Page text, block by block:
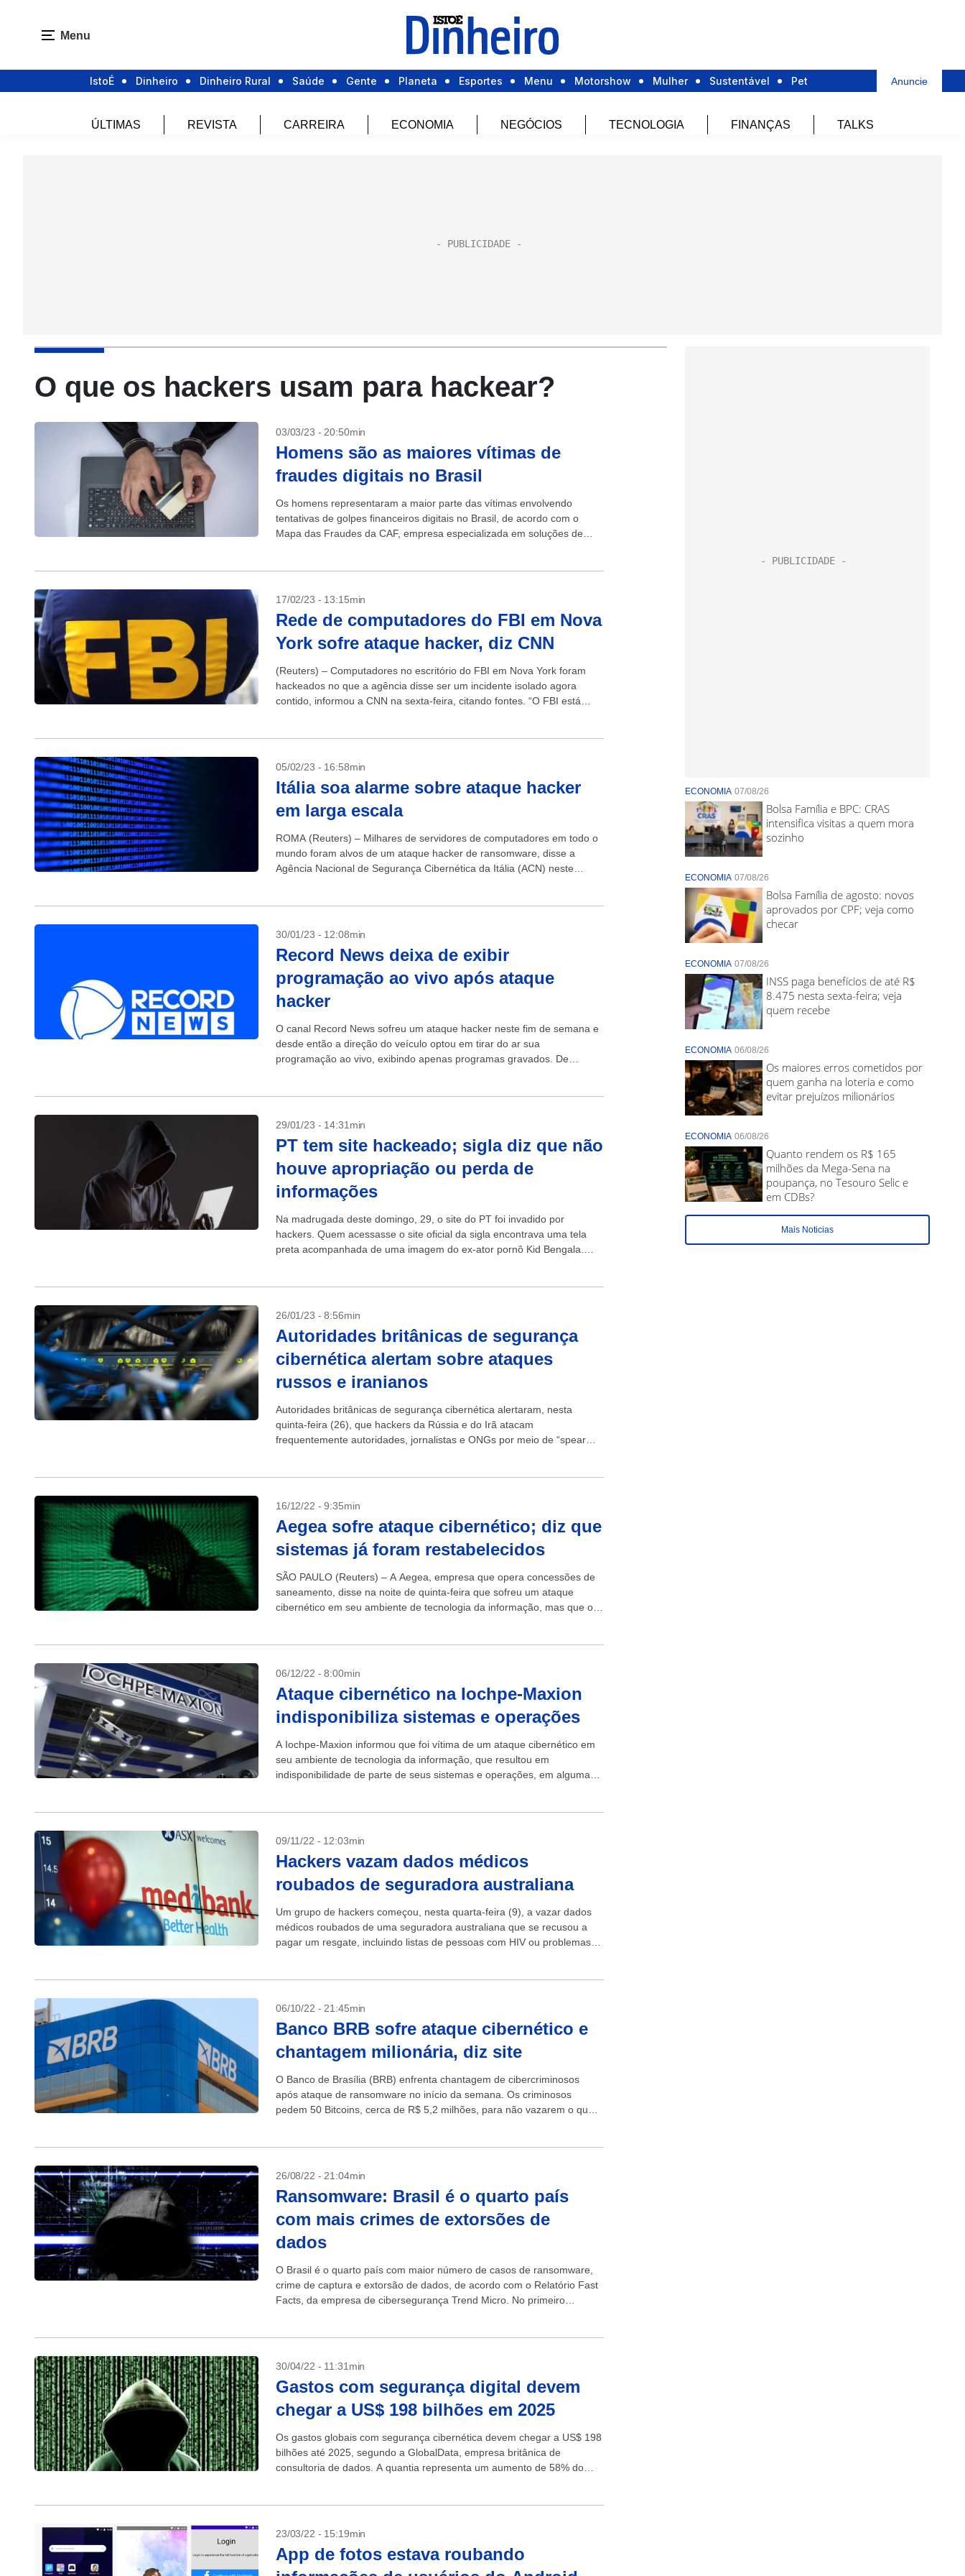
Menu
IstoÉ Dinheiro Dinheiro Rural Saúde Gente Planeta Esportes Menu Motorshow Mulher Sustentável Pet Anuncie
ÚLTIMAS REVISTA CARREIRA ECONOMIA NEGÓCIOS TECNOLOGIA FINANÇAS TALKS
O que os hackers usam para hackear?
03/03/23 - 20:50min
Homens são as maiores vítimas de
fraudes digitais no Brasil
Os homens representaram a maior parte das vítimas envolvendo
tentativas de golpes financeiros digitais no Brasil, de acordo com o
Mapa das Fraudes da CAF, empresa especializada em soluções de
17/02/23 - 13:15min
Rede de computadores do FBI em Nova
York sofre ataque hacker, diz CNN
(Reuters) – Computadores no escritório do FBI em Nova York foram
hackeados no que a agência disse ser um incidente isolado agora
contido, informou a CNN na sexta-feira, citando fontes. “O FBI está
05/02/23 - 16:58min
Itália soa alarme sobre ataque hacker
em larga escala
ROMA (Reuters) – Milhares de servidores de computadores em todo o
mundo foram alvos de um ataque hacker de ransomware, disse a
Agência Nacional de Segurança Cibernética da Itália (ACN) neste
30/01/23 - 12:08min
Record News deixa de exibir
programação ao vivo após ataque
hacker
O canal Record News sofreu um ataque hacker neste fim de semana e
desde então a direção do veículo optou em tirar do ar sua
programação ao vivo, exibindo apenas programas gravados. De
29/01/23 - 14:31min
PT tem site hackeado; sigla diz que não
houve apropriação ou perda de
informações
Na madrugada deste domingo, 29, o site do PT foi invadido por
hackers. Quem acessasse o site oficial da sigla encontrava uma tela
preta acompanhada de uma imagem do ex-ator pornô Kid Bengala.
26/01/23 - 8:56min
Autoridades britânicas de segurança
cibernética alertam sobre ataques
russos e iranianos
Autoridades britânicas de segurança cibernética alertaram, nesta
quinta-feira (26), que hackers da Rússia e do Irã atacam
frequentemente autoridades, jornalistas e ONGs por meio de “spear
16/12/22 - 9:35min
Aegea sofre ataque cibernético; diz que
sistemas já foram restabelecidos
SÃO PAULO (Reuters) – A Aegea, empresa que opera concessões de
saneamento, disse na noite de quinta-feira que sofreu um ataque
cibernético em seu ambiente de tecnologia da informação, mas que os
06/12/22 - 8:00min
Ataque cibernético na Iochpe-Maxion
indisponibiliza sistemas e operações
A Iochpe-Maxion informou que foi vítima de um ataque cibernético em
seu ambiente de tecnologia da informação, que resultou em
indisponibilidade de parte de seus sistemas e operações, em algumas
09/11/22 - 12:03min
Hackers vazam dados médicos
roubados de seguradora australiana
Um grupo de hackers começou, nesta quarta-feira (9), a vazar dados
médicos roubados de uma seguradora australiana que se recusou a
pagar um resgate, incluindo listas de pessoas com HIV ou problemas
06/10/22 - 21:45min
Banco BRB sofre ataque cibernético e
chantagem milionária, diz site
O Banco de Brasília (BRB) enfrenta chantagem de cibercriminosos
após ataque de ransomware no início da semana. Os criminosos
pedem 50 Bitcoins, cerca de R$ 5,2 milhões, para não vazarem o que
26/08/22 - 21:04min
Ransomware: Brasil é o quarto país
com mais crimes de extorsões de
dados
O Brasil é o quarto país com maior número de casos de ransomware,
crime de captura e extorsão de dados, de acordo com o Relatório Fast
Facts, da empresa de cibersegurança Trend Micro. No primeiro
30/04/22 - 11:31min
Gastos com segurança digital devem
chegar a US$ 198 bilhões em 2025
Os gastos globais com segurança cibernética devem chegar a US$ 198
bilhões até 2025, segundo a GlobalData, empresa britânica de
consultoria de dados. A quantia representa um aumento de 58% do
23/03/22 - 15:19min
App de fotos estava roubando
ECONOMIA 07/08/26
Bolsa Família e BPC: CRAS
intensifica visitas a quem mora
sozinho
ECONOMIA 07/08/26
Bolsa Família de agosto: novos
aprovados por CPF; veja como
checar
ECONOMIA 07/08/26
INSS paga benefícios de até R$
8.475 nesta sexta-feira; veja
quem recebe
ECONOMIA 06/08/26
Os maiores erros cometidos por
quem ganha na loteria e como
evitar prejuízos milionários
ECONOMIA 06/08/26
Quanto rendem os R$ 165
milhões da Mega-Sena na
poupança, no Tesouro Selic e
em CDBs?
Mais Noticias